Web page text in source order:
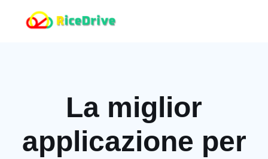
La miglior
applicazione per